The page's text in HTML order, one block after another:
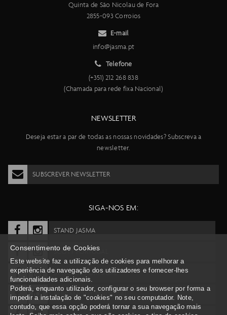
Quinta de São Nicolau de Fora
2855-093 Corroios
E-mail
info@jasma.pt
Telefone
(+351) 212 268 838
(Chamada para rede fixa Nacional)
NEWSLETTER
Deseja estar a par de todas as nossas novidades? Subscreva a
newsletter.
SUBSCREVER NEWSLETTER
SIGA-NOS EM:
STAND JASMA
SCOTT PORTUGAL
SYNCROS PORTUGAL
BERGAMONT PORTUGAL
Consentimento de Cookies
Este website faz a utilização de cookies para melhorar a
experiência de navegação dos utilizadores e fornecer-lhes
funcionalidades adicionais.
Poderá, enquanto utilizador, configurar o seu browser por forma a
impedir a instalação de "cookies" no seu computador. Note,
contudo, que essa opção poderá tornar a sua navegação mais